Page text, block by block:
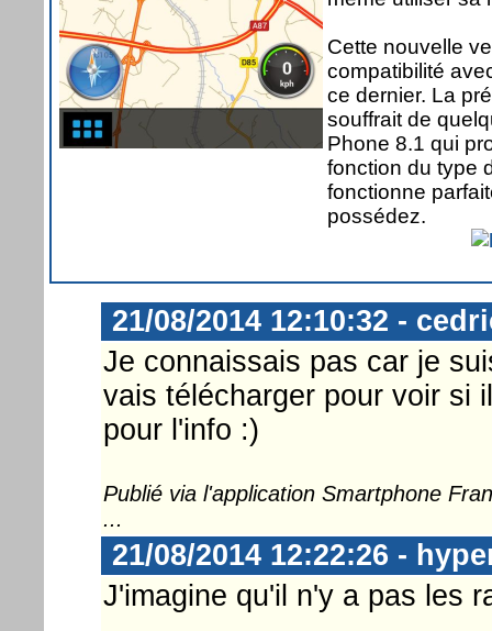
Cette nouvelle
compatibilité
ce dernier. La
souffrait de
Phone 8.1 qui
fonction du type
fonctionne
possédez.
21/08/2014 12:10:32 -
Je connaissais pas car je
vais télécharger pour voir si
pour l'info :)
Publié via l'application Smartphone
...
21/08/2014 12:22:26 -
J'imagine qu'il n'y a pas les